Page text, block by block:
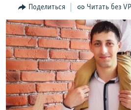
Вернутся
поиску
ИНТЕРАКТИВ
ИНФОГРАФИКА
ТЕЛЕПРОЕКТ КРЫМ.РЕАЛИИ
СОВЕТЫ ПРАВОЗАЩИТНИКОВ
ПРОПАВШИЕ БЕЗ ВЕСТИ
ПОБЕДИТЕЛЕЙ НЕ СУДЯТ?
РАДІО СВОБОДА
КАК ОБОЙТИ БЛОКИРОВКУ
Українською
Qırımtatar
ПРИСОЕДИНЯЙТЕСЬ!
Поделиться Читать без